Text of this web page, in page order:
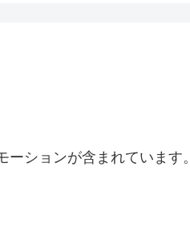
ーションが含まれています。